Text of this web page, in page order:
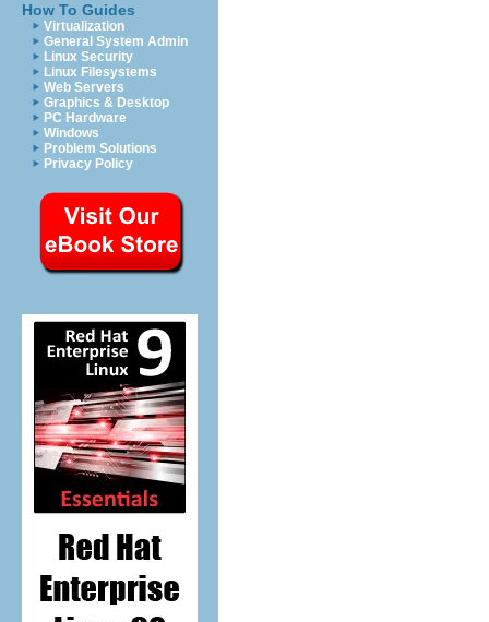
How To Guides
Virtualization
General System Admin
Linux Security
Linux Filesystems
Web Servers
Graphics & Desktop
PC Hardware
Windows
Problem Solutions
Privacy Policy